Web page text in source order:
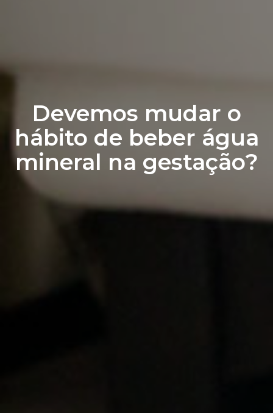
Devemos mudar o
hábito de beber água
mineral na gestação?